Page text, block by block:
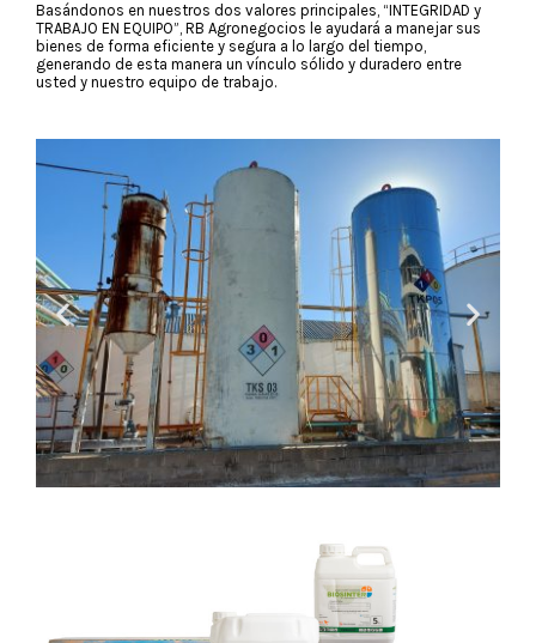
Basándonos en nuestros dos valores principales, “INTEGRIDAD y
TRABAJO EN EQUIPO”, RB Agronegocios le ayudará a manejar sus
bienes de forma eficiente y segura a lo largo del tiempo,
generando de esta manera un vínculo sólido y duradero entre
usted y nuestro equipo de trabajo.